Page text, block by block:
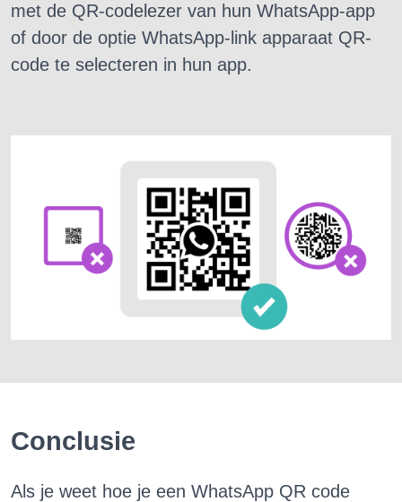
met de QR-codelezer van hun WhatsApp-app
of door de optie WhatsApp-link apparaat QR-
code te selecteren in hun app.
Conclusie
Als je weet hoe je een WhatsApp QR code